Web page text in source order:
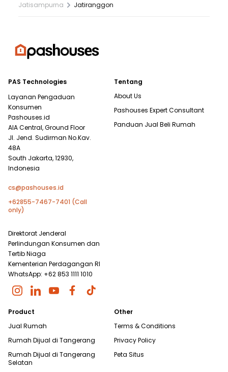
Jatisampurna
Jatiranggon
PAS Technologies
Layanan Pengaduan
Konsumen
Pashouses.id
AIA Central, Ground Floor
Jl. Jend. Sudirman No.Kav.
48A
South Jakarta, 12930,
Indonesia
cs@pashouses.id
+62855-7467-7401 (Call
only)
Direktorat Jenderal
Perlindungan Konsumen dan
Tertib Niaga
Kementerian Perdagangan RI
WhatsApp: +62 853 1111 1010
Tentang
About Us
Pashouses Expert Consultant
Panduan Jual Beli Rumah
Product
Jual Rumah
Rumah Dijual di Tangerang
Rumah Dijual di Tangerang
Selatan
Other
Terms & Conditions
Privacy Policy
Peta Situs